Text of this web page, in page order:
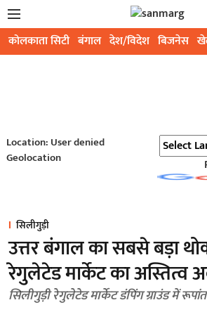
कोलकाता सिटी बंगाल देश/विदेश बिजनेस
Location: User denied
Geolocation
सिलीगुड़ी
उत्तर बंगाल का सबसे बड़ा
रेगुलेटेड मार्केट का अस्तित्व
सिलीगुड़ी रेगुलेटेड मार्केट डंपिंग ग्राउंड में